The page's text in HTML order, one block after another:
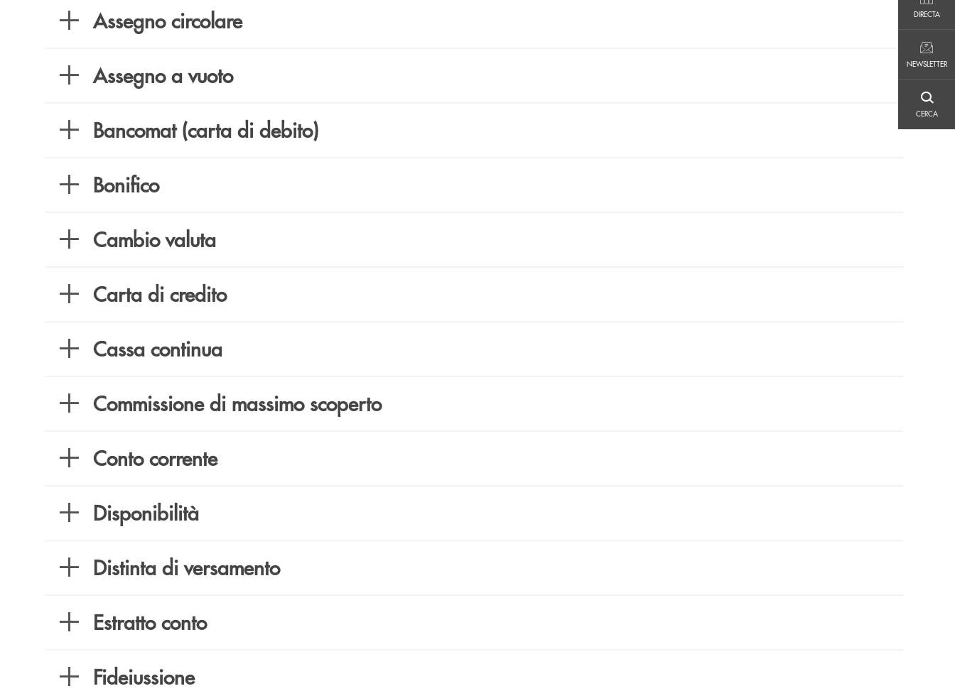
DIRECTA
NEWSLETTER
CERCA
Assegno circolare
Assegno a vuoto
Bancomat (carta di debito)
Bonifico
Cambio valuta
Carta di credito
Cassa continua
Commissione di massimo scoperto
Conto corrente
Disponibilità
Distinta di versamento
Estratto conto
Fideiussione